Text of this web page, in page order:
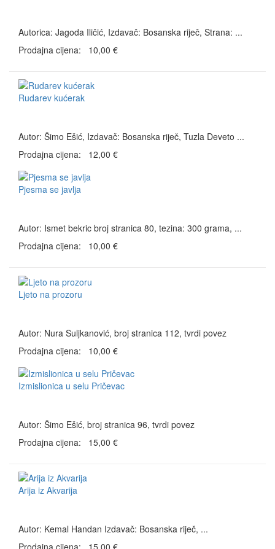
Autorica: Jagoda Iličić, Izdavač: Bosanska riječ, Strana: ...
Prodajna cijena:
10,00 €
Rudarev kućerak
Autor: Šimo Ešić, Izdavač: Bosanska riječ, Tuzla Deveto ...
Prodajna cijena:
12,00 €
Pjesma se javlja
Autor: Ismet bekric broj stranica 80, tezina: 300 grama, ...
Prodajna cijena:
10,00 €
Ljeto na prozoru
Autor: Nura Suljkanović, broj stranica 112, tvrdi povez
Prodajna cijena:
10,00 €
Izmislionica u selu Pričevac
Autor: Šimo Ešić, broj stranica 96, tvrdi povez
Prodajna cijena:
15,00 €
Arija iz Akvarija
Autor: Kemal Handan Izdavač: Bosanska riječ, ...